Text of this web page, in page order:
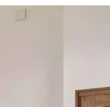
クラボ オリジナルキッチン